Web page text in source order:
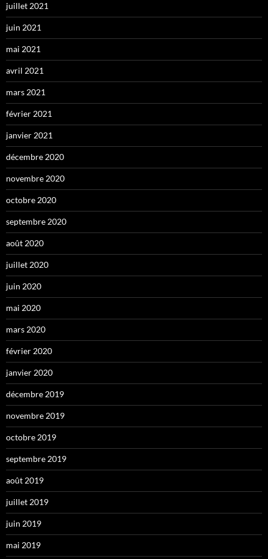
juillet 2021
juin 2021
mai 2021
avril 2021
mars 2021
février 2021
janvier 2021
décembre 2020
novembre 2020
octobre 2020
septembre 2020
août 2020
juillet 2020
juin 2020
mai 2020
mars 2020
février 2020
janvier 2020
décembre 2019
novembre 2019
octobre 2019
septembre 2019
août 2019
juillet 2019
juin 2019
mai 2019